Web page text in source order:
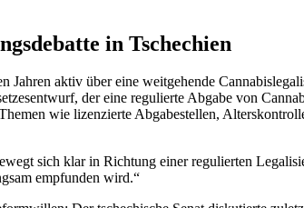
in Tschechien
Jahren aktiv über eine weitgehende
der eine regulierte Abgabe von
wie lizenzierte Abgabestellen,
sich klar in Richtung einer regulierten
empfunden wird.“